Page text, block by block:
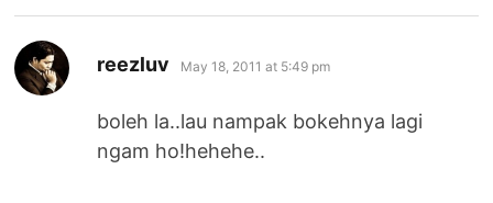
reezluv says:
May 18, 2011 at 5:49 pm
boleh la..lau nampak bokehnya lagi
ngam ho!hehehe..